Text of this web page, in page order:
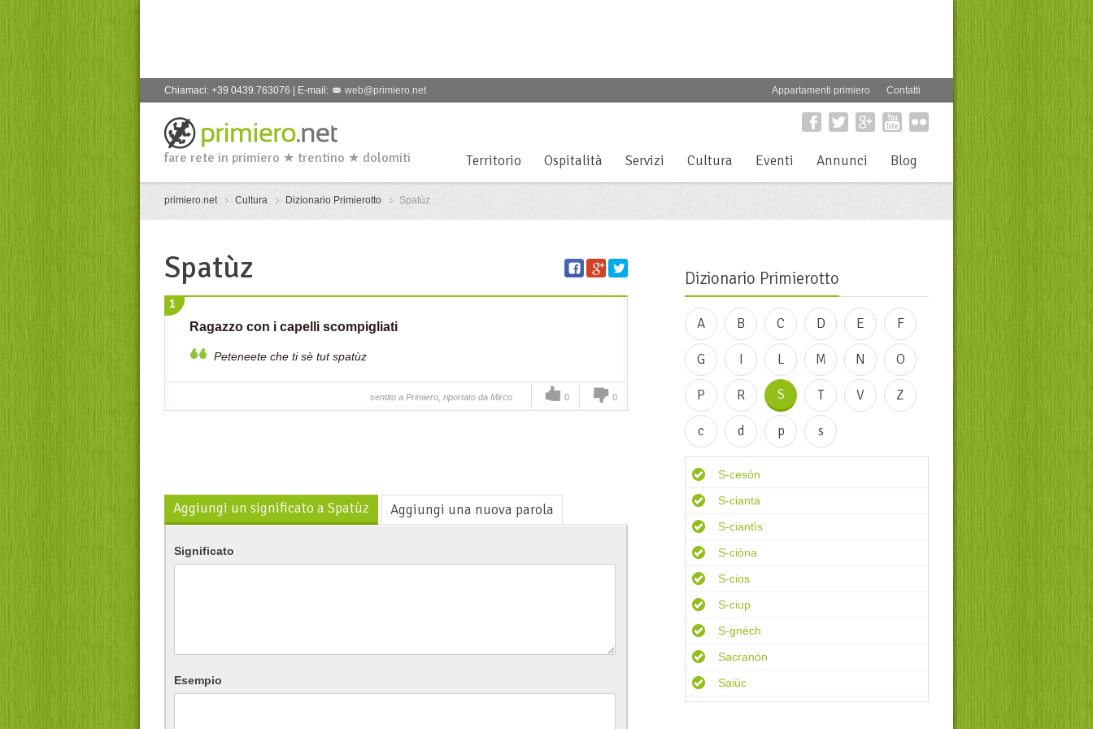
Chiamaci: +39 0439.763076 | E-mail: web@primiero.net Appartamenti primiero Contatti
fare rete in primiero ★ trentino ★ dolomiti Territorio Ospitalità Servizi Cultura Eventi Annunci Blog
primiero.net Cultura Dizionario Primierotto Spatùz
Spatùz
1
Ragazzo con i capelli scompigliati
Peteneete che ti sè tut spatùz
sentito a Primiero, riportato da Mirco 0 0
Aggiungi un significato a Spatùz Aggiungi una nuova parola
Significato
Esempio
Dizionario Primierotto
A B C D E F
G I L M N O
P R S T V Z
c d p s
S-cesón
S-cianta
S-ciantìs
S-ciòna
S-cios
S-ciup
S-gnèch
Sacranón
Saiùc